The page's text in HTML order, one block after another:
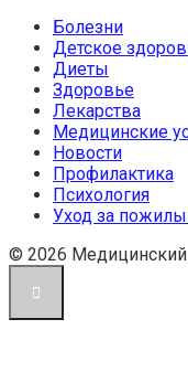
Болезни
Детское
Диеты
Здоровье
Лекарства
Медицинские
Новости
Профилактика
Психология
Уход за
© 2026 Медицинский